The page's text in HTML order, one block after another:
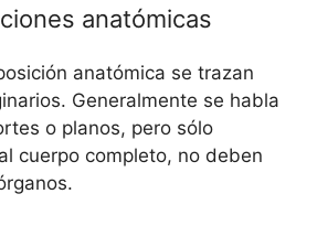
anatómicas
anatómica se trazan
Generalmente se habla
o planos, pero sólo
cuerpo completo, no deben